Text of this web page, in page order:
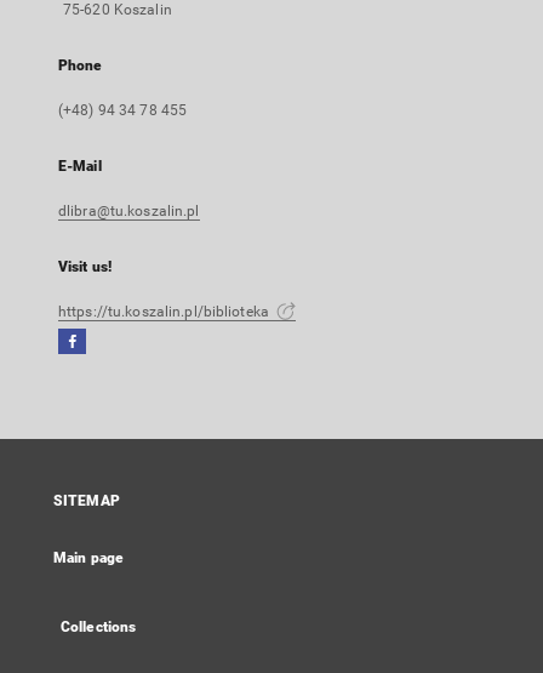
75-620 Koszalin
Phone
(+48) 94 34 78 455
E-Mail
dlibra@tu.koszalin.pl
Visit us!
https://tu.koszalin.pl/biblioteka
Facebook
open
new
SITEMAP
Main page
Collections